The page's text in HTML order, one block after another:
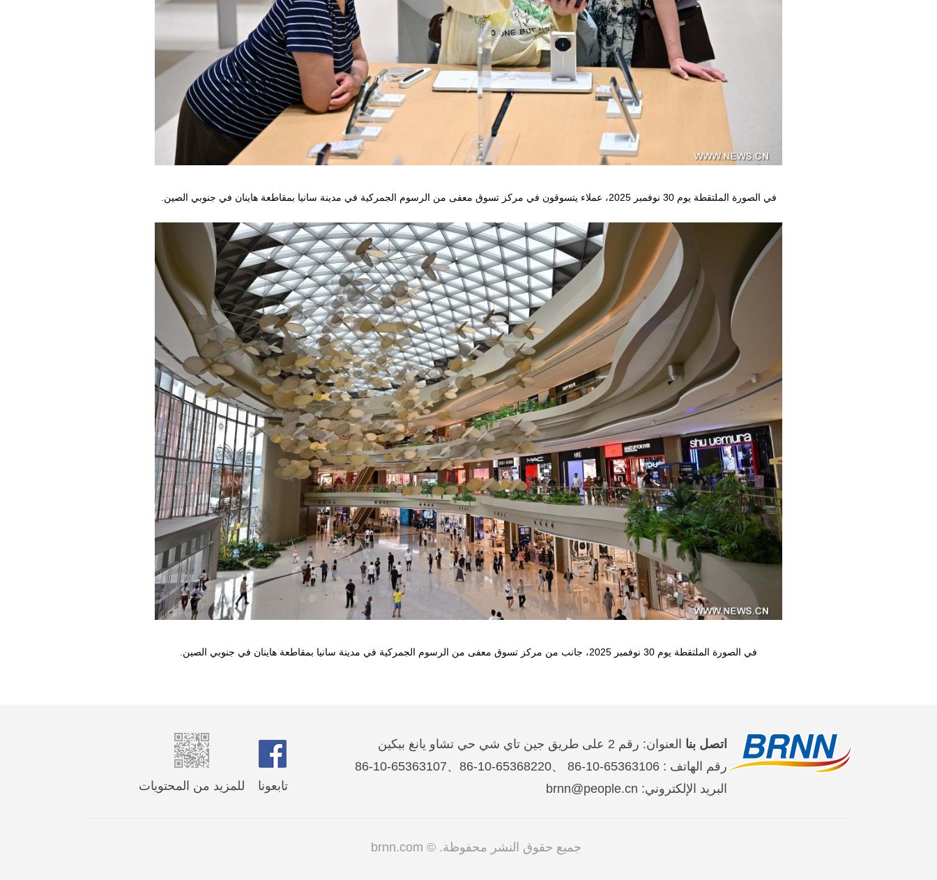
في الصورة الملتقطة يوم 30 نوفمبر 2025، عملاء يتسوقون في مركز تسوق معفى من الرسوم الجمركية في مدينة سانيا بمقاطعة هاينان في جنوبي الصين.
في الصورة الملتقطة يوم 30 نوفمبر 2025، جانب من مركز تسوق معفى من الرسوم الجمركية في مدينة سانيا بمقاطعة هاينان في جنوبي الصين.
اتصل بنا العنوان: رقم 2 على طريق جين تاي شي حي تشاو يانغ ببكين
رقم الهاتف : 65363106-10-86 、65368220-10-86、65363107-10-86
البريد الإلكتروني: brnn@people.cn
تابعونا للمزيد من المحتويات
جميع حقوق النشر محفوظة. © brnn.com